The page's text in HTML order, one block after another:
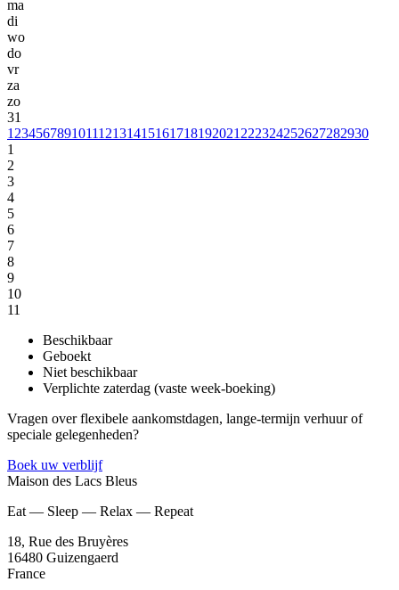
ma
di
wo
do
vr
za
zo
31
1 23456789101112131415161718192021 222324252627282930
1
2
3
4
5
6
7
8
9
10
11
Beschikbaar
Geboekt
Niet beschikbaar
Verplichte zaterdag (vaste week-boeking)
Vragen over flexibele aankomstdagen, lange-termijn verhuur of
speciale gelegenheden?
Boek uw verblijf
Maison des Lacs Bleus
Eat — Sleep — Relax — Repeat
18, Rue des Bruyères
16480 Guizengaerd
France